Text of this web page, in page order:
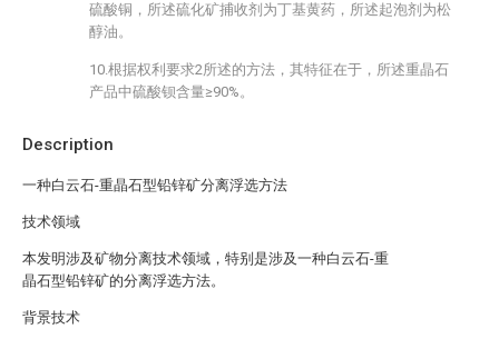
Description
一种白云石-重晶石型铅锌矿分离浮选方法
技术领域
本发明涉及矿物分离技术领域，特别是涉及一种白云石-重
晶石型铅锌矿的分离浮选方法。
背景技术
硫酸铜，所述硫化矿捕收剂为丁基黄药，所述起泡剂为松
醇油。
10.根据权利要求2所述的方法，其特征在于，所述重晶石
产品中硫酸钡含量≥90%。